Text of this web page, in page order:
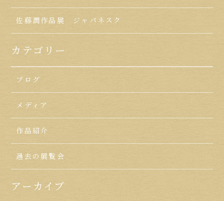
佐藤潤作品展 ジャパネスク
カテゴリー
ブログ
メディア
作品紹介
過去の展覧会
アーカイブ